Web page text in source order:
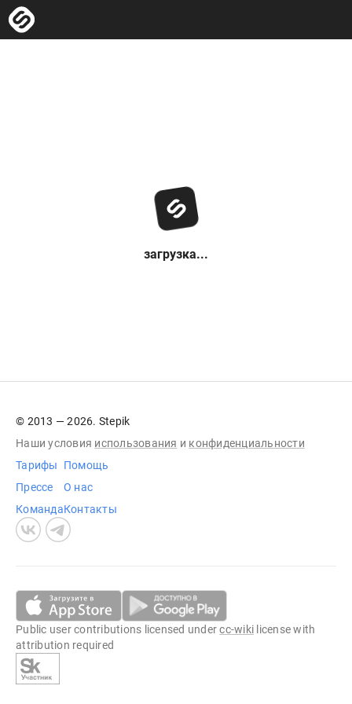
загрузка...
© 2013 — 2026. Stepik
Наши условия использования и конфиденциальности
Тарифы
Прессе
Команда
Помощь
О нас
Контакты
Public user contributions licensed undercc-wiki license with
attribution required